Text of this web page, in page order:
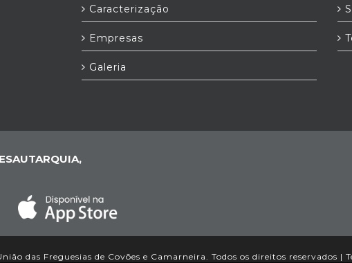
Caracterização
Empresas
Galeria
das Freguesias de Covões e Camarneira. Todos os direitos reservados |